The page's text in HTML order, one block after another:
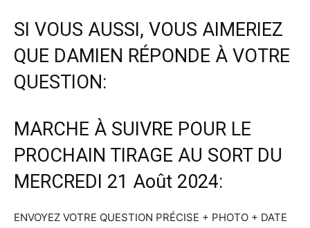
SI VOUS AUSSI, VOUS AIMERIEZ
QUE DAMIEN RÉPONDE À VOTRE
QUESTION:
MARCHE À SUIVRE POUR LE
PROCHAIN TIRAGE AU SORT DU
MERCREDI 21 Août 2024:
ENVOYEZ VOTRE QUESTION PRÉCISE + PHOTO + DATE